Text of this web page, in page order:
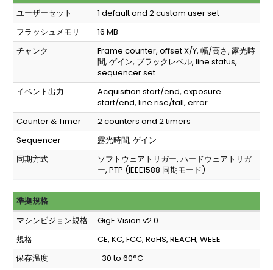
ユーザーセット
1 default and 2 custom user set
フラッシュメモリ
16 MB
チャンク
Frame counter, offset X/Y, 幅/高さ, 露光時
間, ゲイン, ブラックレベル, line status,
sequencer set
イベント出力
Acquisition start/end, exposure
start/end, line rise/fall, error
Counter & Timer
2 counters and 2 timers
Sequencer
露光時間, ゲイン
同期方式
ソフトウェアトリガー, ハードウェアトリガ
ー, PTP (IEEE1588 同期モード)
準拠規格
マシンビジョン規格
GigE Vision v2.0
規格
CE, KC, FCC, RoHS, REACH, WEEE
保存温度
-30 to 60°C